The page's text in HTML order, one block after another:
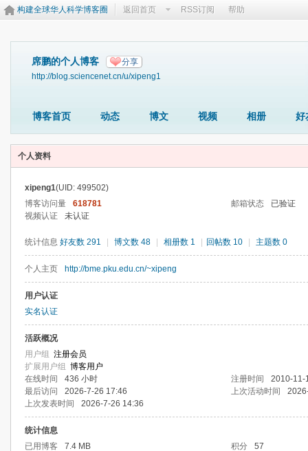
构建全球华人科学博客圈 返回首页 RSS订阅 帮助
席鹏的个人博客 分享
http://blog.sciencenet.cn/u/xipeng1
博客首页 动态 博文 视频 相册 好
个人资料
xipeng1(UID: 499502)
博客访问量
618781 邮箱状态
已验证
视频认证
未认证
统计信息 好友数 291 博文数 48 相册数 1 回帖数 10 主题数 0
个人主页 http://bme.pku.edu.cn/~xipeng
用户认证
实名认证
活跃概况
用户组 注册会员
扩展用户组 博客用户
在线时间
436 小时 注册时间
2010-11-
最后访问
2026-7-26 17:46 上次活动时间
上次发表时间
2026-7-26 14:36
统计信息
已用博客
7.4 MB 积分
57